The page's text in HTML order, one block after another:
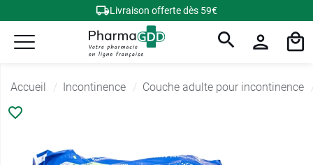
Livraison offerte dès 59€
Accueil Incontinence Couche adulte pour incontinence